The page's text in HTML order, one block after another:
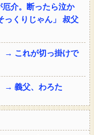
厄介。断ったら泣か
くりじゃん」 叔父
→ これが切っ掛けで
→ 義父、わろた